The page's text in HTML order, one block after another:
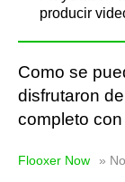
producir
Como se
disfrutaron
completo
Flooxer Now »